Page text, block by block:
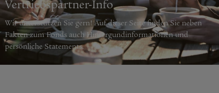
Vertriebspartner-Info
Wir unterstützen Sie gern! Auf dieser Seite finden Sie neben
Fakten zum Fonds auch Hintergundinformationen und
persönliche Statements.